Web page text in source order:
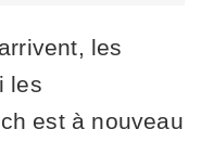
les
les
est à nouveau